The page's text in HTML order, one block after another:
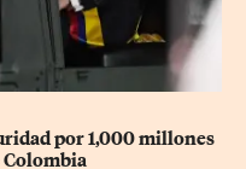
por 1,000 millones
Colombia